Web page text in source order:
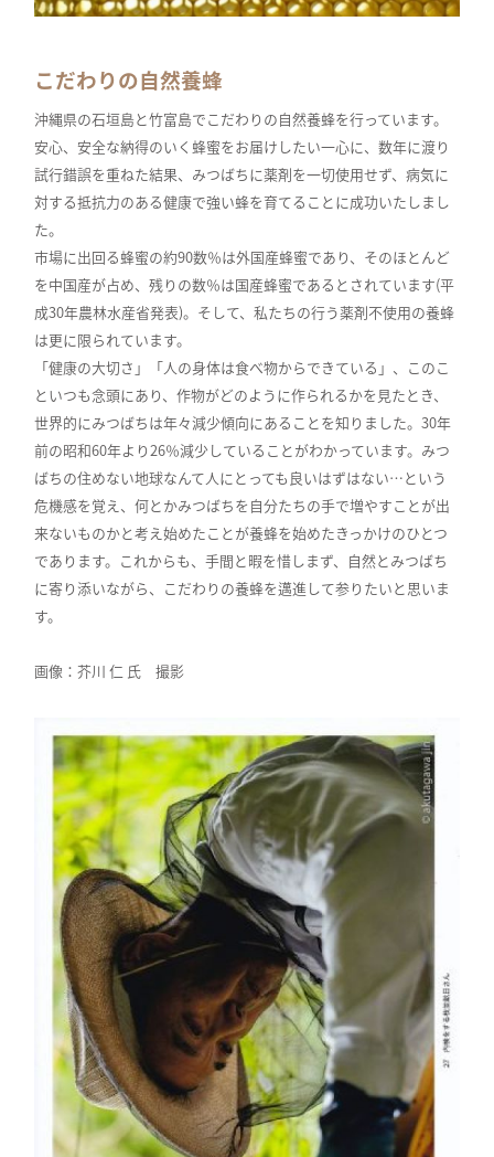
こだわりの自然養蜂
沖縄県の石垣島と竹富島でこだわりの自然養蜂を行っています。
安心、安全な納得のいく蜂蜜をお届けしたい一心に、数年に渡り
試行錯誤を重ねた結果、みつばちに薬剤を一切使用せず、病気に
対する抵抗力のある健康で強い蜂を育てることに成功いたしまし
た。
市場に出回る蜂蜜の約90数％は外国産蜂蜜であり、そのほとんど
を中国産が占め、残りの数％は国産蜂蜜であるとされています(平
成30年農林水産省発表)。そして、私たちの行う薬剤不使用の養蜂
は更に限られています。
「健康の大切さ」「人の身体は食べ物からできている」、このこ
といつも念頭にあり、作物がどのように作られるかを見たとき、
世界的にみつばちは年々減少傾向にあることを知りました。30年
前の昭和60年より26％減少していることがわかっています。みつ
ばちの住めない地球なんて人にとっても良いはずはない…という
危機感を覚え、何とかみつばちを自分たちの手で増やすことが出
来ないものかと考え始めたことが養蜂を始めたきっかけのひとつ
であります。これからも、手間と暇を惜しまず、自然とみつばち
に寄り添いながら、こだわりの養蜂を邁進して参りたいと思いま
す。
画像：芥川 仁 氏 撮影